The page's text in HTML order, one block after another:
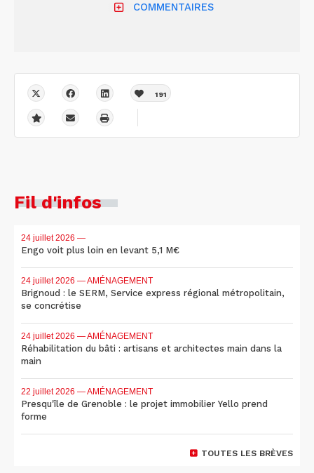
COMMENTAIRES
191
Fil d'infos
24 juillet 2026 —
Engo voit plus loin en levant 5,1 M€
24 juillet 2026 — AMÉNAGEMENT
Brignoud : le SERM, Service express régional métropolitain,
se concrétise
24 juillet 2026 — AMÉNAGEMENT
Réhabilitation du bâti : artisans et architectes main dans la
main
22 juillet 2026 — AMÉNAGEMENT
Presqu'île de Grenoble : le projet immobilier Yello prend
forme
TOUTES LES BRÈVES